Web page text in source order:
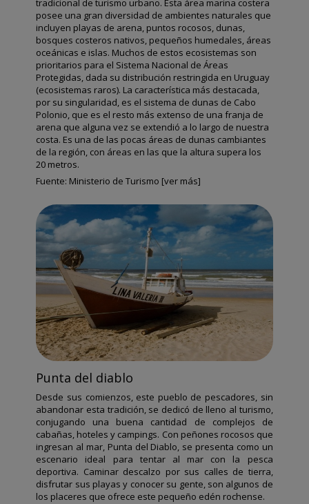
tradicional de turismo urbano. Esta área marina costera
posee una gran diversidad de ambientes naturales que
incluyen playas de arena, puntos rocosos, dunas,
bosques costeros nativos, pequeños humedales, áreas
oceánicas e islas. Muchos de estos ecosistemas son
prioritarios para el Sistema Nacional de Áreas
Protegidas, dada su distribución restringida en Uruguay
(ecosistemas raros). La característica más destacada,
por su singularidad, es el sistema de dunas de Cabo
Polonio, que es el resto más extenso de una franja de
arena que alguna vez se extendió a lo largo de nuestra
costa. Es una de las pocas áreas de dunas cambiantes
de la región, con áreas en las que la altura supera los
20 metros.
Fuente: Ministerio de Turismo [ver más]
Punta del diablo
Desde sus comienzos, este pueblo de pescadores, sin
abandonar esta tradición, se dedicó de lleno al turismo,
conjugando una buena cantidad de complejos de
cabañas, hoteles y campings. Con peñones rocosos que
ingresan al mar, Punta del Diablo, se presenta como un
escenario ideal para tentar al mar con la pesca
deportiva. Caminar descalzo por sus calles de tierra,
disfrutar sus playas y conocer su gente, son algunos de
los placeres que ofrece este pequeño edén rochense.